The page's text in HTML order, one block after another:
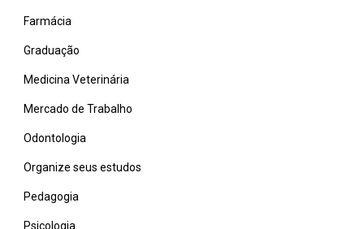
Farmácia
Graduação
Medicina Veterinária
Mercado de Trabalho
Odontologia
Organize seus estudos
Pedagogia
Psicologia